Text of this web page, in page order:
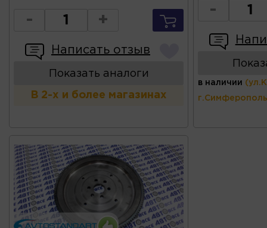
- +
Написать отзыв
Показать аналоги
В 2-х и более магазинах
-
в наличии